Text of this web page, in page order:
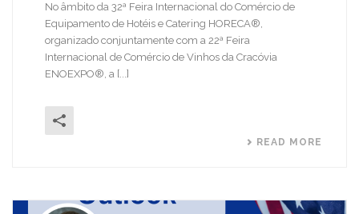
No âmbito da 32ª Feira Internacional do Comércio de
Equipamento de Hotéis e Catering HORECA®,
organizado conjuntamente com a 22ª Feira
Internacional de Comércio de Vinhos da Cracóvia
ENOEXPO®, a [...]
READ MORE